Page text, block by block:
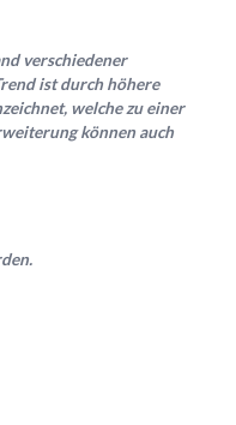
verschiedener
ist durch höhere
welche zu einer
können auch